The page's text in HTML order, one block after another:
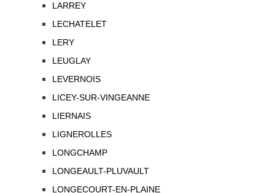
LARREY
LECHATELET
LERY
LEUGLAY
LEVERNOIS
LICEY-SUR-VINGEANNE
LIERNAIS
LIGNEROLLES
LONGCHAMP
LONGEAULT-PLUVAULT
LONGECOURT-EN-PLAINE